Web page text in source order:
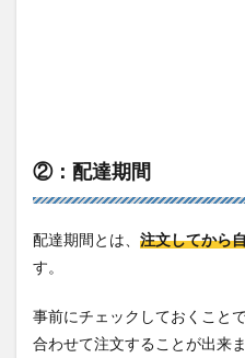
②：配達期間
配達期間とは、 注文してから
す。
事前にチェックしておくこと
合わせて注文することが出来ま